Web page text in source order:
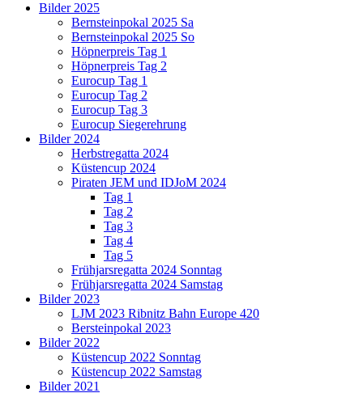
Bilder 2025
Bernsteinpokal 2025 Sa
Bernsteinpokal 2025 So
Höpnerpreis Tag 1
Höpnerpreis Tag 2
Eurocup Tag 1
Eurocup Tag 2
Eurocup Tag 3
Eurocup Siegerehrung
Bilder 2024
Herbstregatta 2024
Küstencup 2024
Piraten JEM und IDJoM 2024
Tag 1
Tag 2
Tag 3
Tag 4
Tag 5
Frühjarsregatta 2024 Sonntag
Frühjarsregatta 2024 Samstag
Bilder 2023
LJM 2023 Ribnitz Bahn Europe 420
Bersteinpokal 2023
Bilder 2022
Küstencup 2022 Sonntag
Küstencup 2022 Samstag
Bilder 2021